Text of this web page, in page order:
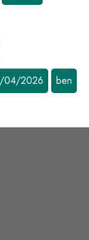
04/2026 ben